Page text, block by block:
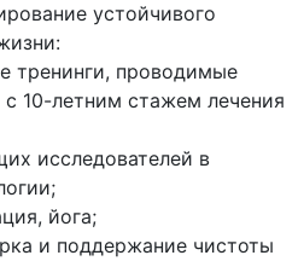
устойчивого
тренинги, проводимые
с 10-летним стажем лечения
исследователей в
йога;
и поддержание чистоты